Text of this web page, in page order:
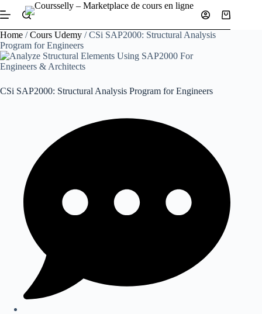
to
Shopping
cart
Home /Cours Udemy / CSi SAP2000: Structural Analysis
Program for Engineers
CSi SAP2000: Structural Analysis Program for Engineers